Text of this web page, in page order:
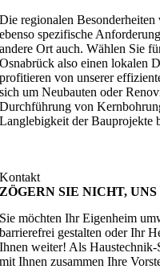
Die regionalen
ebenso spezifische
andere Ort auch. Wählen Sie
Osnabrück also einen lokalen
profitieren von unserer
sich um Neubauten oder
Durchführung von
Langlebigkeit der Bauprojekte
Kontakt
ZÖGERN SIE NICHT,
Sie möchten Ihr Eigenheim
barrierefrei gestalten oder Ihr
Ihnen weiter! Als Haustechnik-
mit Ihnen zusammen Ihre